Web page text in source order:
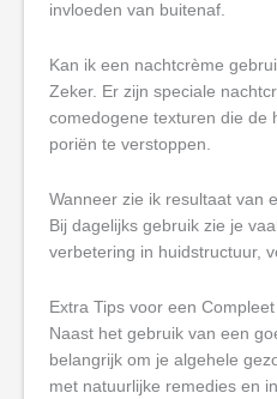
invloeden van buitenaf.
Kan ik een nachtcrème
Zeker. Er zijn speciale
comedogene texturen die de
poriën te verstoppen.
Wanneer zie ik resultaat van
Bij dagelijks gebruik zie je
verbetering in huidstructuur,
Extra Tips voor een
Naast het gebruik van een
belangrijk om je algehele
met natuurlijke remedies en